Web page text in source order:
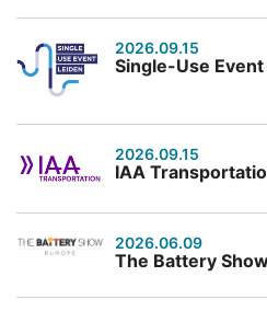
2026.09.15
Single-Use
2026.09.15
IAA
2026.06.09
The Battery